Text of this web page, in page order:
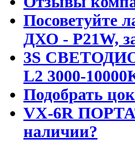
Посоветуйте
ДХО - P21W,
3S
L2 3000-
Подобрать
VX-6R
наличии?